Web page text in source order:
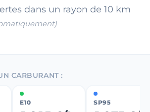
dans un rayon de 10 km
CARBURANT :
E10 SP95